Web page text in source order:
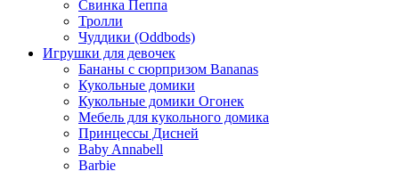
Свинка Пеппа
Тролли
Чуддики (Oddbods)
Игрушки для девочек
Бананы с сюрпризом Bananas
Кукольные домики
Кукольные домики Огонек
Мебель для кукольного домика
Принцессы Дисней
Baby Annabell
Barbie